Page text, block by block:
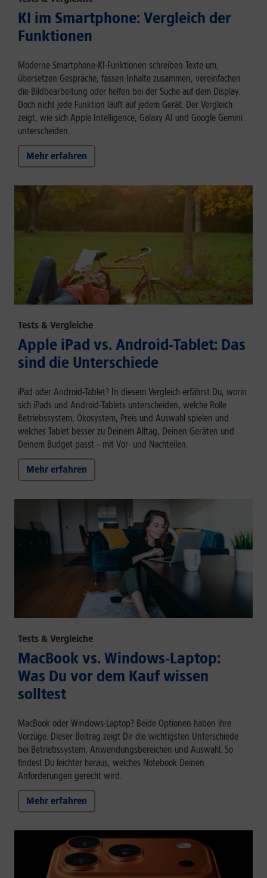
KI im Smartphone: Vergleich der
Funktionen
Moderne Smartphone-KI-Funktionen schreiben Texte um,
übersetzen Gespräche, fassen Inhalte zusammen, vereinfachen
die Bildbearbeitung oder helfen bei der Suche auf dem Display.
Doch nicht jede Funktion läuft auf jedem Gerät. Der Vergleich
zeigt, wie sich Apple Intelligence, Galaxy AI und Google Gemini
unterscheiden.
Mehr erfahren
Tests & Vergleiche
Apple iPad vs. Android-Tablet: Das
sind die Unterschiede
iPad oder Android-Tablet? In diesem Vergleich erfährst Du, worin
sich iPads und Android-Tablets unterscheiden, welche Rolle
Betriebssystem, Ökosystem, Preis und Auswahl spielen und
welches Tablet besser zu Deinem Alltag, Deinen Geräten und
Deinem Budget passt – mit Vor- und Nachteilen.
Mehr erfahren
Tests & Vergleiche
MacBook vs. Windows-Laptop:
Was Du vor dem Kauf wissen
solltest
MacBook oder Windows-Laptop? Beide Optionen haben ihre
Vorzüge. Dieser Beitrag zeigt Dir die wichtigsten Unterschiede
bei Betriebssystem, Anwendungsbereichen und Auswahl. So
findest Du leichter heraus, welches Notebook Deinen
Anforderungen gerecht wird.
Mehr erfahren